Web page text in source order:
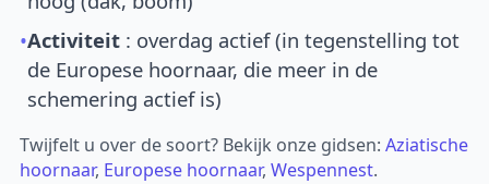
•Activiteit : overdag actief (in tegenstelling tot
de Europese hoornaar, die meer in de
schemering actief is)
Twijfelt u over de soort? Bekijk onze gidsen:Aziatische
hoornaar, Europese hoornaar,Wespennest.